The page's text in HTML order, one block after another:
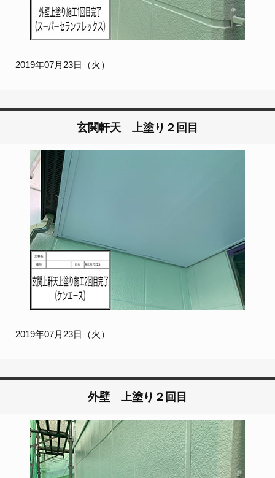
2019年07月23日（火）
玄関軒天 上塗り２回目
2019年07月23日（火）
外壁 上塗り２回目